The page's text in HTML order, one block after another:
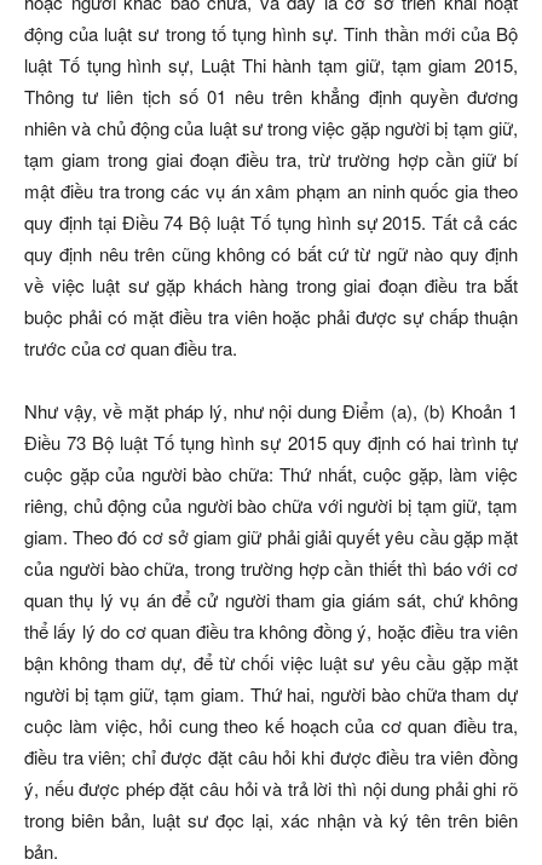
động của luật sư trong tố tụng hình sự. Tinh thần mới của Bộ
luật Tố tụng hình sự, Luật Thi hành tạm giữ, tạm giam 2015,
Thông tư liên tịch số 01 nêu trên khẳng định quyền đương
nhiên và chủ động của luật sư trong việc gặp người bị tạm giữ,
tạm giam trong giai đoạn điều tra, trừ trường hợp cần giữ bí
mật điều tra trong các vụ án xâm phạm an ninh quốc gia theo
quy định tại Ðiều 74 Bộ luật Tố tụng hình sự 2015. Tất cả các
quy định nêu trên cũng không có bất cứ từ ngữ nào quy định
về việc luật sư gặp khách hàng trong giai đoạn điều tra bắt
buộc phải có mặt điều tra viên hoặc phải được sự chấp thuận
trước của cơ quan điều tra.
Như vậy, về mặt pháp lý, như nội dung Ðiểm (a), (b) Khoản 1
Ðiều 73 Bộ luật Tố tụng hình sự 2015 quy định có hai trình tự
cuộc gặp của người bào chữa: Thứ nhất, cuộc gặp, làm việc
riêng, chủ động của người bào chữa với người bị tạm giữ, tạm
giam. Theo đó cơ sở giam giữ phải giải quyết yêu cầu gặp mặt
của người bào chữa, trong trường hợp cần thiết thì báo với cơ
quan thụ lý vụ án để cử người tham gia giám sát, chứ không
thể lấy lý do cơ quan điều tra không đồng ý, hoặc điều tra viên
bận không tham dự, để từ chối việc luật sư yêu cầu gặp mặt
người bị tạm giữ, tạm giam. Thứ hai, người bào chữa tham dự
cuộc làm việc, hỏi cung theo kế hoạch của cơ quan điều tra,
điều tra viên; chỉ được đặt câu hỏi khi được điều tra viên đồng
ý, nếu được phép đặt câu hỏi và trả lời thì nội dung phải ghi rõ
trong biên bản, luật sư đọc lại, xác nhận và ký tên trên biên
bản.